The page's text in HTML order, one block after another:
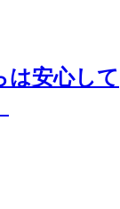
は安心して